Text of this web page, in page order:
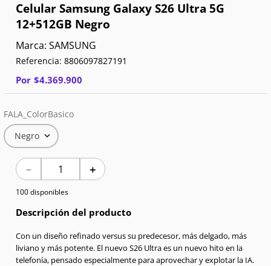
Celular Samsung Galaxy S26 Ultra 5G
12+512GB Negro
SAMSUNG
Referencia: 8806097827191
Por $4.369.900
FALA_ColorBasico
Negro
＋
－
100 disponibles
Descripción del producto
Con un diseño refinado versus su predecesor, más delgado, más
liviano y más potente. El nuevo S26 Ultra es un nuevo hito en la
telefonía, pensado especialmente para aprovechar y explotar la IA.
3.
Celulares Samsung
4.
Televisores
5.
Red Magic
7.
Celulares
8.
Iphone 15 Pro Max
9.
Iphone 17
10. Audífonos